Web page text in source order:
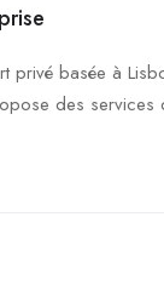
privé basée à
des